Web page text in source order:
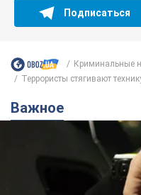
Подписаться
Криминальные
Террористы стягивают
Важное